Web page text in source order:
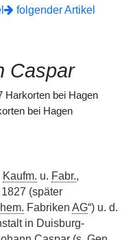
folgender Artikel
Caspar
Harkorten bei Hagen
bei Hagen
Kaufm. u. Fabr.,
(später
Fabriken AG“) u. d.
in Duisburg-